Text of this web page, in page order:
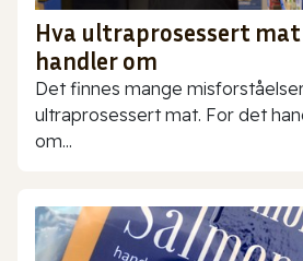
Hva ultraprosessert
handler om
Det finnes mange
ultraprosessert mat. For det
om...